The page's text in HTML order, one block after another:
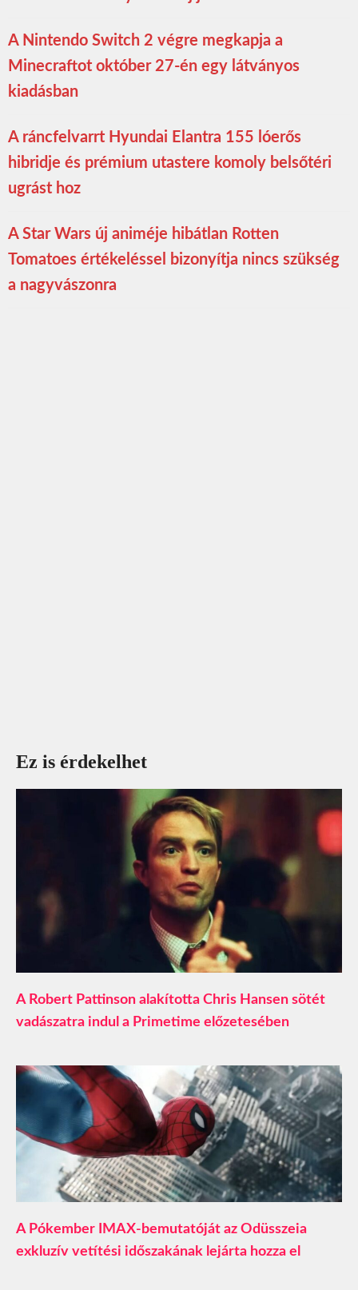
A Nintendo Switch 2 végre megkapja a
Minecraftot október 27-én egy látványos
kiadásban
A ráncfelvarrt Hyundai Elantra 155 lóerős
hibridje és prémium utastere komoly belsőtéri
ugrást hoz
A Star Wars új animéje hibátlan Rotten
Tomatoes értékeléssel bizonyítja nincs szükség
a nagyvászonra
Ez is érdekelhet
A Robert Pattinson alakította Chris Hansen sötét
vadászatra indul a Primetime előzetesében
A Pókember IMAX-bemutatóját az Odüsszeia
exkluzív vetítési időszakának lejárta hozza el